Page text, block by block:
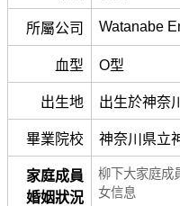
所屬公司 Watanabe
血型 O型
出生地 出生於神奈
畢業院校 神奈川県立
家庭成員
婚姻狀況
柳下大家庭成
女信息